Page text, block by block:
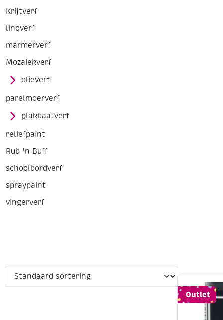
Krijtverf
linoverf
marmerverf
Mozaiekverf
olieverf
parelmoerverf
plakkaatverf
reliefpaint
Rub 'n Buff
schoolbordverf
spraypaint
vingerverf
Outlet